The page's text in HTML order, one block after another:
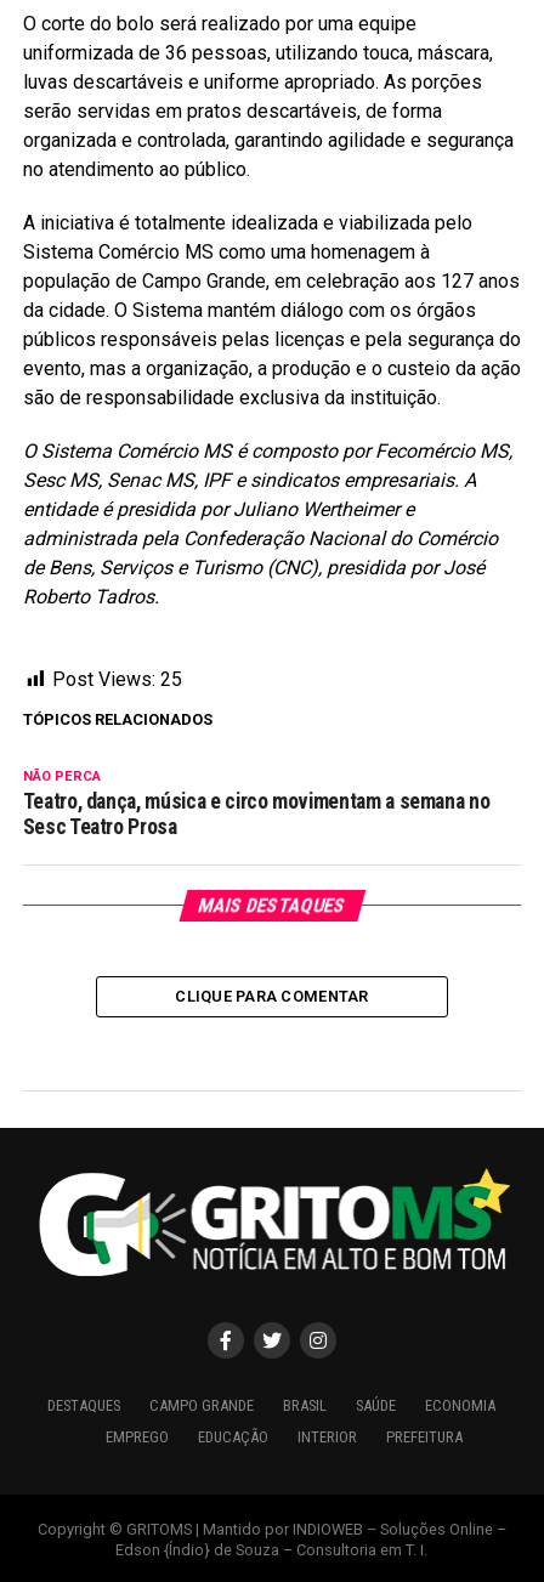
O corte do bolo será realizado por uma equipe
uniformizada de 36 pessoas, utilizando touca, máscara,
luvas descartáveis e uniforme apropriado. As porções
serão servidas em pratos descartáveis, de forma
organizada e controlada, garantindo agilidade e segurança
no atendimento ao público.
A iniciativa é totalmente idealizada e viabilizada pelo
Sistema Comércio MS como uma homenagem à
população de Campo Grande, em celebração aos 127 anos
da cidade. O Sistema mantém diálogo com os órgãos
públicos responsáveis pelas licenças e pela segurança do
evento, mas a organização, a produção e o custeio da ação
são de responsabilidade exclusiva da instituição.
O Sistema Comércio MS é composto por Fecomércio MS,
Sesc MS, Senac MS, IPF e sindicatos empresariais. A
entidade é presidida por Juliano Wertheimer e
administrada pela Confederação Nacional do Comércio
de Bens, Serviços e Turismo (CNC), presidida por José
Roberto Tadros.
Post Views: 25
TÓPICOS RELACIONADOS
NÃO PERCA
Teatro, dança, música e circo movimentam a semana no
Sesc Teatro Prosa
MAIS DESTAQUES
CLIQUE PARA COMENTAR
DESTAQUES CAMPO GRANDE BRASIL SAÚDE
ECONOMIA
EMPREGO
EDUCAÇÃO INTERIOR PREFEITURA
Copyright © GRITOMS | Mantido por INDIOWEB – Soluções Online –
Edson {Índio} de Souza – Consultoria em T. I.